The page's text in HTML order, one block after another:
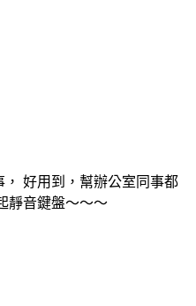
好用到，幫辦公室同事都
靜音鍵盤～～～